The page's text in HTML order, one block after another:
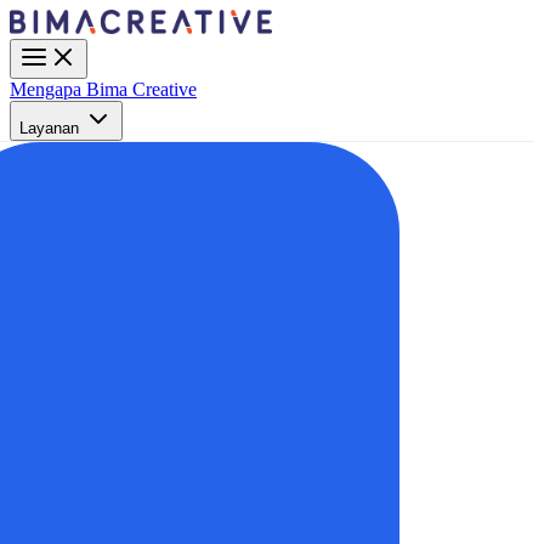
Mengapa Bima Creative
Layanan